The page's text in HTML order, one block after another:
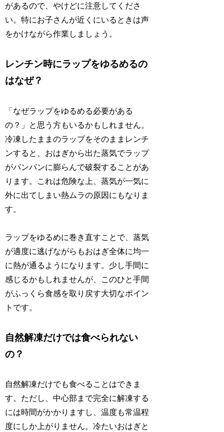
があるので、やけどに注意してくださ
い。特にお子さんが近くにいるときは声
をかけながら作業しましょう。
レンチン時にラップをゆるめるの
はなぜ？
「なぜラップをゆるめる必要がある
の？」と思う方もいるかもしれません。
冷凍したままのラップをそのままレンチ
ンすると、おはぎから出た蒸気でラップ
がパンパンに膨らんで破裂することがあ
ります。これは危険な上、蒸気が一気に
外に出てしまい熱ムラの原因にもなりま
す。
ラップをゆるめに巻き直すことで、蒸気
が適度に逃げながらもおはぎ全体に均一
に熱が通るようになります。少し手間に
感じるかもしれませんが、このひと手間
がふっくら食感を取り戻す大切なポイン
トです。
自然解凍だけでは食べられない
の？
自然解凍だけでも食べることはできま
す。ただし、中心部まで完全に解凍する
には時間がかかりますし、温度も常温程
度にしか上がりません。冷たいおはぎと